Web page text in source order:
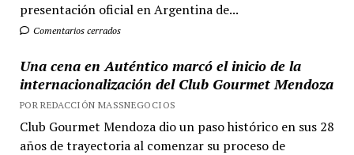
presentación oficial en Argentina de...
Comentarios cerrados
Una cena en Auténtico marcó el inicio de la
internacionalización del Club Gourmet Mendoza
POR REDACCIÓN MASSNEGOCIOS
Club Gourmet Mendoza dio un paso histórico en sus 28
años de trayectoria al comenzar su proceso de